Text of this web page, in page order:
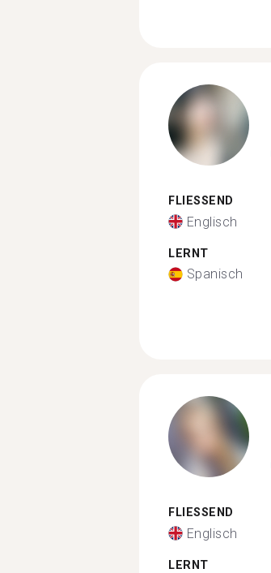
FLIESSEND
Englisch
LERNT
Spanisch
FLIESSEND
Englisch
LERNT